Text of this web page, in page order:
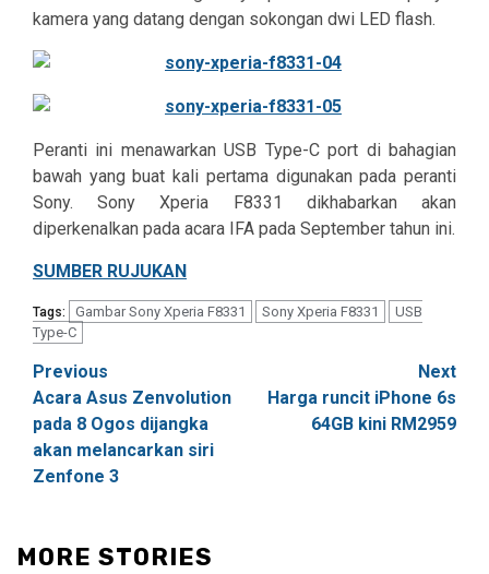
kamera yang datang dengan sokongan dwi LED flash.
Peranti ini menawarkan USB Type-C port di bahagian
bawah yang buat kali pertama digunakan pada peranti
Sony. Sony Xperia F8331 dikhabarkan akan
diperkenalkan pada acara IFA pada September tahun ini.
SUMBER RUJUKAN
Tags: Gambar Sony Xperia F8331 Sony Xperia F8331
USB
Type-C
Post
navigation
Previous
Acara Asus Zenvolution
pada 8 Ogos dijangka
akan melancarkan siri
Zenfone 3
Next
Harga runcit iPhone 6s
64GB kini RM2959
MORE STORIES